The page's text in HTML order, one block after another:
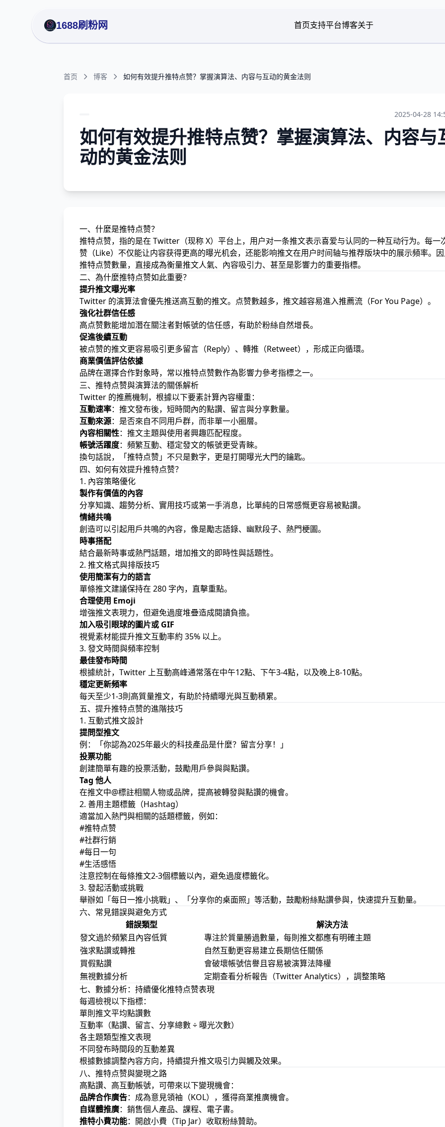
1688刷粉网 首页支持平台博客关于
首页 博客 如何有效提升推特点赞？掌握演算法、内容与互动的黄金法则
2025-04-28
如何有效提升推特点赞？掌握演算法、内容与
动的黄金法则
一、什麼是推特点赞？
推特点赞，指的是在 Twitter（现称 X）平台上，用户对一条推文表示喜爱与认同的一种互动行为。每一
赞（Like）不仅能让内容获得更高的曝光机会，还能影响推文在用户时间轴与推荐版块中的展示頻率。
推特点赞數量，直接成為衡量推文人氣、內容吸引力、甚至是影響力的重要指標。
二、為什麼推特点赞如此重要？
提升推文曝光率
Twitter 的演算法會優先推送高互動的推文。点赞數越多，推文越容易進入推薦流（For You Page）。
強化社群信任感
高点赞數能增加潛在關注者對帳號的信任感，有助於粉絲自然增長。
促進後續互動
被点赞的推文更容易吸引更多留言（Reply）、轉推（Retweet），形成正向循環。
商業價值評估依據
品牌在選擇合作對象時，常以推特点赞數作為影響力參考指標之一。
三、推特点赞與演算法的關係解析
Twitter 的推薦機制，根據以下要素計算內容權重：
互動速率：推文發布後，短時間內的點讚、留言與分享數量。
互動來源：是否來自不同用戶群，而非單一小圈層。
內容相關性：推文主題與使用者興趣匹配程度。
帳號活躍度：頻繁互動、穩定發文的帳號更受青睞。
換句話說，「推特点赞」不只是數字，更是打開曝光大門的鑰匙。
四、如何有效提升推特点赞？
1. 內容策略優化
製作有價值的內容
分享知識、趨勢分析、實用技巧或第一手消息，比單純的日常感慨更容易被點讚。
情緒共鳴
創造可以引起用戶共鳴的內容，像是勵志語錄、幽默段子、熱門梗圖。
時事搭配
結合最新時事或熱門話題，增加推文的即時性與話題性。
2. 推文格式與排版技巧
使用簡潔有力的語言
單條推文建議保持在 280 字內，直擊重點。
合理使用 Emoji
增強推文表現力，但避免過度堆疊造成閱讀負擔。
加入吸引眼球的圖片或 GIF
視覺素材能提升推文互動率約 35% 以上。
3. 發文時間與頻率控制
最佳發布時間
根據統計，Twitter 上互動高峰通常落在中午12點、下午3-4點，以及晚上8-10點。
穩定更新頻率
每天至少1-3則高質量推文，有助於持續曝光與互動積累。
五、提升推特点赞的進階技巧
1. 互動式推文設計
提問型推文
例：「你認為2025年最火的科技產品是什麼？留言分享！」
投票功能
創建簡單有趣的投票活動，鼓勵用戶參與與點讚。
Tag 他人
在推文中@標註相關人物或品牌，提高被轉發與點讚的機會。
2. 善用主題標籤（Hashtag）
適當加入熱門與相關的話題標籤，例如：
#推特点赞
#社群行銷
#每日一句
#生活感悟
注意控制在每條推文2-3個標籤以內，避免過度標籤化。
3. 發起活動或挑戰
舉辦如「每日一推小挑戰」、「分享你的桌面照」等活動，鼓勵粉絲點讚參與，快速提升互動量。
六、常見錯誤與避免方式
錯誤類型
解決方法
發文過於頻繁且內容低質
專注於質量勝過數量，每則推文都應有明確主題
強求點讚或轉推
自然互動更容易建立長期信任關係
買假點讚
會破壞帳號信譽且容易被演算法降權
無視數據分析
定期查看分析報告（Twitter Analytics），調整策略
七、數據分析：持續優化推特点赞表現
每週檢視以下指標：
單則推文平均點讚數
互動率（點讚、留言、分享總數 ÷ 曝光次數）
各主題類型推文表現
不同發布時間段的互動差異
根據數據調整內容方向，持續提升推文吸引力與觸及效果。
八、推特点赞與變現之路
高點讚、高互動帳號，可帶來以下變現機會：
品牌合作廣告：成為意見領袖（KOL），獲得商業推廣機會。
自媒體推廣：銷售個人產品、課程、電子書。
推特小費功能：開啟小費（Tip Jar）收取粉絲贊助。